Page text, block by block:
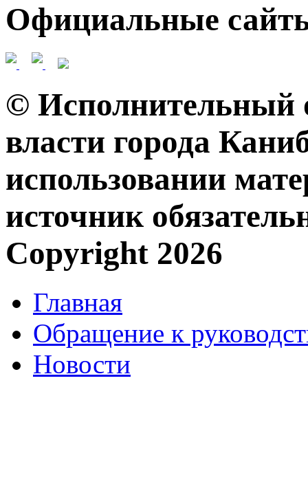
Официальные
© Исполнительный
власти города
использовании
источник
Copyright 2026
Главная
Обращение к
Новости